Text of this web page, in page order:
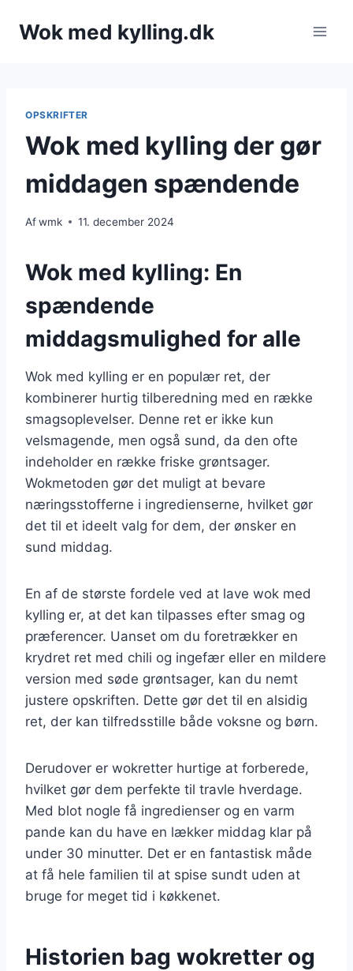
Wok med kylling.dk
OPSKRIFTER
Wok med kylling der gør
middagen spændende
Afwmk 11. december 2024
Wok med kylling: En
spændende
middagsmulighed for alle
Wok med kylling er en populær ret, der
kombinerer hurtig tilberedning med en række
smagsoplevelser. Denne ret er ikke kun
velsmagende, men også sund, da den ofte
indeholder en række friske grøntsager.
Wokmetoden gør det muligt at bevare
næringsstofferne i ingredienserne, hvilket gør
det til et ideelt valg for dem, der ønsker en
sund middag.
En af de største fordele ved at lave wok med
kylling er, at det kan tilpasses efter smag og
præferencer. Uanset om du foretrækker en
krydret ret med chili og ingefær eller en mildere
version med søde grøntsager, kan du nemt
justere opskriften. Dette gør det til en alsidig
ret, der kan tilfredsstille både voksne og børn.
Derudover er wokretter hurtige at forberede,
hvilket gør dem perfekte til travle hverdage.
Med blot nogle få ingredienser og en varm
pande kan du have en lækker middag klar på
under 30 minutter. Det er en fantastisk måde
at få hele familien til at spise sundt uden at
bruge for meget tid i køkkenet.
Historien bag wokretter og